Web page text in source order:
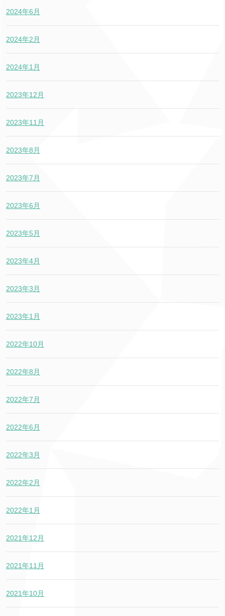
2024年6月
2024年2月
2024年1月
2023年12月
2023年11月
2023年8月
2023年7月
2023年6月
2023年5月
2023年4月
2023年3月
2023年1月
2022年10月
2022年8月
2022年7月
2022年6月
2022年3月
2022年2月
2022年1月
2021年12月
2021年11月
2021年10月